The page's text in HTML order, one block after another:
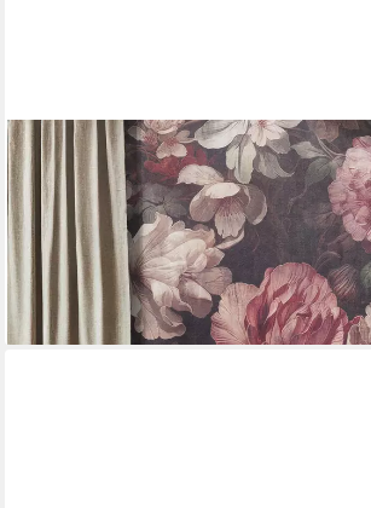
LIVING WALLS
Fototapete The Wall 4 Flowers –
Fototapete, leicht strukturiert, floral, matt,
Großformatige Blüten mit natürlicher
53,99 €
lieferbar - in 4-5 Werktagen bei dir